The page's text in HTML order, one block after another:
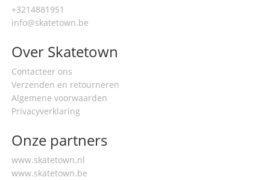
+3214881951
info@skatetown.be
Over Skatetown
Contacteer ons
Verzenden en retourneren
Algemene voorwaarden
Privacyverklaring
Onze partners
www.skatetown.nl
www.skatetown.be